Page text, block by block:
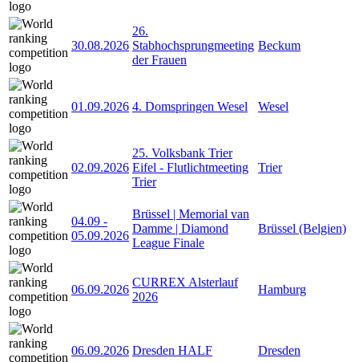
30.08.2026
26.
Stabhochsprungmeeting
der Frauen
Beckum
01.09.2026 4. Domspringen Wesel Wesel
02.09.2026
25. Volksbank Trier
Eifel - Flutlichtmeeting
Trier
Trier
04.09 -
05.09.2026
Brüssel | Memorial van
Damme | Diamond
League Finale
Brüssel (Belgien)
06.09.2026
CURREX Alsterlauf
2026
Hamburg
06.09.2026 Dresden HALF Dresden